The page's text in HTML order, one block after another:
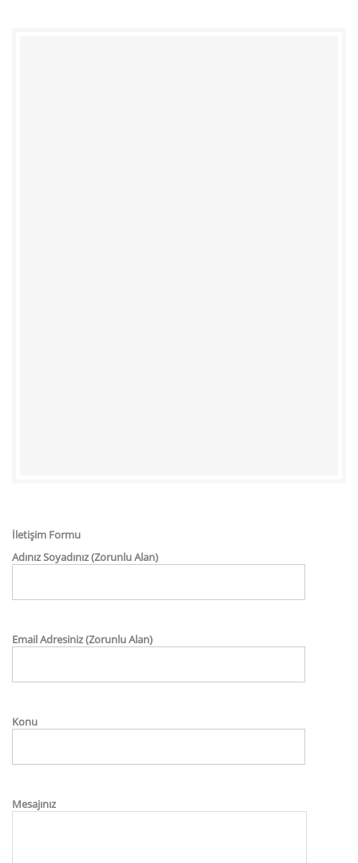
İletişim Formu
Adınız Soyadınız (Zorunlu Alan)
Email Adresiniz (Zorunlu Alan)
Konu
Mesajınız